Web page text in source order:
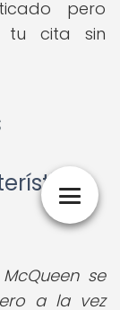
pero
tu cita sin
se
a la vez